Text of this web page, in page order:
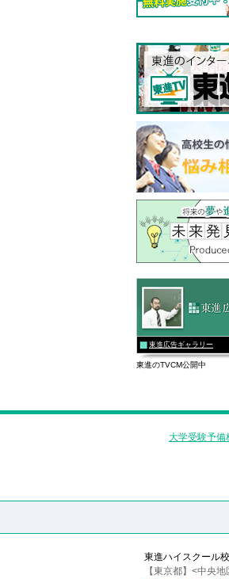
東進広告ギャラリー
東進のTVCM公開中
大学受験予備
東進ハイスクール
【東京都】<中央地